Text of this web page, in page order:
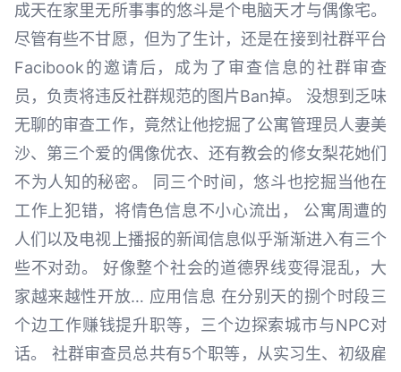
成天在家里无所事事的悠斗是个电脑天才与偶像宅。
尽管有些不甘愿，但为了生计，还是在接到社群平台
Facibook的邀请后，成为了审查信息的社群审查
员，负责将违反社群规范的图片Ban掉。 没想到乏味
无聊的审查工作，竟然让他挖掘了公寓管理员人妻美
沙、第三个爱的偶像优衣、还有教会的修女梨花她们
不为人知的秘密。 同三个时间，悠斗也挖掘当他在
工作上犯错，将情色信息不小心流出， 公寓周遭的
人们以及电视上播报的新闻信息似乎渐渐进入有三个
些不对劲。 好像整个社会的道德界线变得混乱，大
家越来越性开放… 应用信息 在分别天的捌个时段三
个边工作赚钱提升职等，三个边探索城市与NPC对
话。 社群审查员总共有5个职等，从实习生、初级雇